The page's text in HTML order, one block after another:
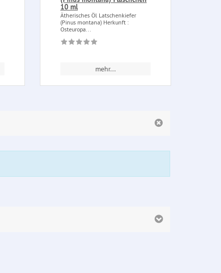
10 ml
Ätherisches Öl Latschenkiefer
(Pinus montana) Herkunft :
Osteuropa...
mehr...